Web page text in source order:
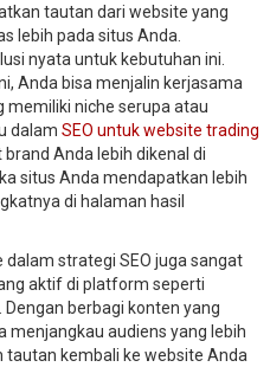
tautan dari website yang
lebih pada situs Anda.
nyata untuk kebutuhan ini.
Anda bisa menjalin kerjasama
memiliki niche serupa atau
dalam SEO untuk website trading
Anda lebih dikenal di
situs Anda mendapatkan lebih
di halaman hasil
strategi SEO juga sangat
aktif di platform seperti
berbagi konten yang
menjangkau audiens yang lebih
tautan kembali ke website Anda